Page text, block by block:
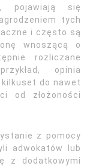
pojawiają się
tych
i często są
wnoszącą o
rozliczane
opinia
do nawet
od złożoności
z pomocy
adwokatów lub
z dodatkowymi